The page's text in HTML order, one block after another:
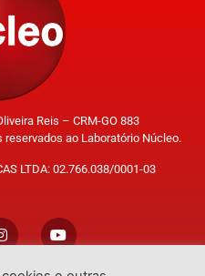
Reis – CRM-GO 883
ao Laboratório Núcleo.
LTDA: 02.766.038/0001-03